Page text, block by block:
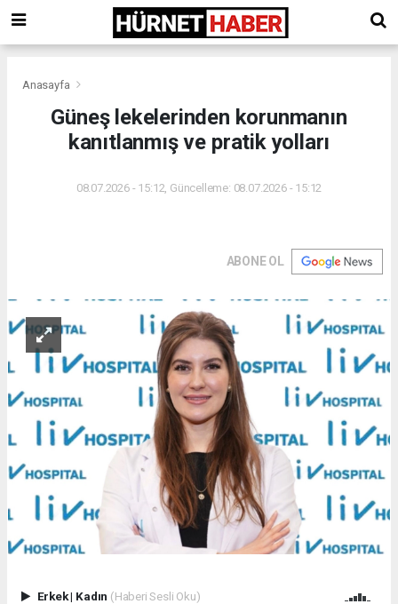
Anasayfa
Güneş lekelerinden korunmanın
kanıtlanmış ve pratik yolları
08.07.2026 - 15:12, Güncelleme: 08.07.2026 - 15:12
ABONE OL
Erkek| Kadın (Haberi Sesli Oku)